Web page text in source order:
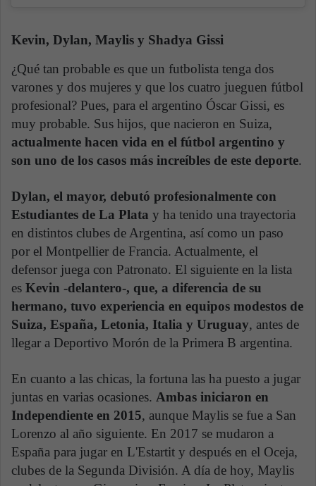
Kevin, Dylan, Maylis y Shadya Gissi
¿Qué tan probable es que un futbolista tenga dos
varones y dos mujeres y que los cuatro jueguen fútbol
profesional? Pues, para el argentino Óscar Gissi, es
muy probable. Sus hijos, que nacieron en Suiza,
actualmente hacen vida en el fútbol argentino y
son uno de los casos más increíbles de este deporte.
Dylan, el mayor, debutó profesionalmente con
Estudiantes de La Plata y ha tenido una trayectoria
en distintos clubes de Argentina, así como un paso
por el Montpellier de Francia. Actualmente, el
defensor juega con Patronato. El siguiente en la lista
es Kevin -delantero-, que, a diferencia de su
hermano, tuvo experiencia en equipos modestos de
Suiza, España, Letonia, Italia y Uruguay, antes de
llegar a Deportivo Morón de la Primera B argentina.
En cuanto a las chicas, la fortuna las ha puesto a jugar
juntas en varias ocasiones. Ambas iniciaron en
Independiente en 2015, aunque Maylis se fue a San
Lorenzo al año siguiente. En 2017 se mudaron a
España para jugar en L'Estartit y después en el Oceja,
clubes de la Segunda División. A día de hoy, Maylis